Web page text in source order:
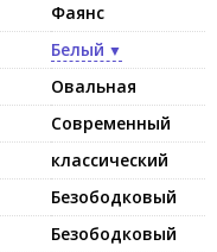
Фаянс
Белый
Овальная
Современный
классический
Безободковый
Безободковый